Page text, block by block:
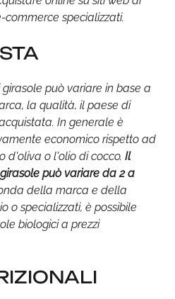
specializzati.
può variare in base a
la qualità, il paese di
In generale è
economico rispetto ad
d'oliva o l'olio di cocco. Il
può variare da 2 a
della marca e della
o specializzati, è possibile
biologici a prezzi